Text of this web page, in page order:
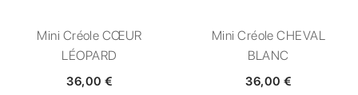
Mini Créole CŒUR
LÉOPARD
36,00 €
Mini Créole CHEVAL
BLANC
36,00 €